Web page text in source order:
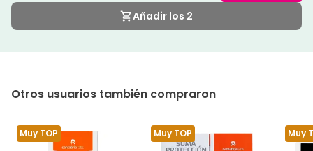
Añadir los 2
Otros usuarios también compraron
Muy TOP Muy TOP Muy